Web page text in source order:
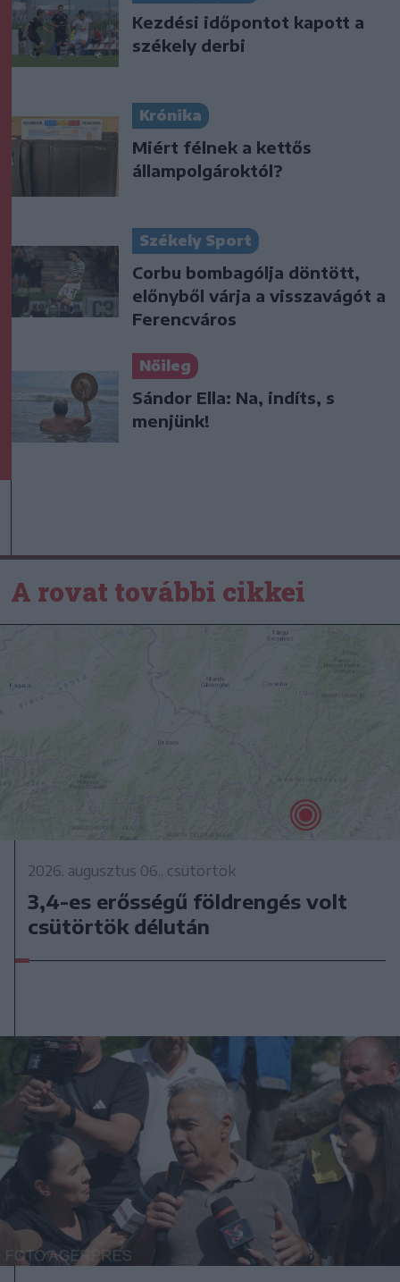
Kezdési időpontot kapott a
székely derbi
Krónika
Miért félnek a kettős
állampolgároktól?
Székely Sport
Corbu bombagólja döntött,
előnyből várja a visszavágót a
Ferencváros
Nőileg
Sándor Ella: Na, indíts, s
menjünk!
A rovat további cikkei
2026. augusztus 06., csütörtök
3,4-es erősségű földrengés volt
csütörtök délután